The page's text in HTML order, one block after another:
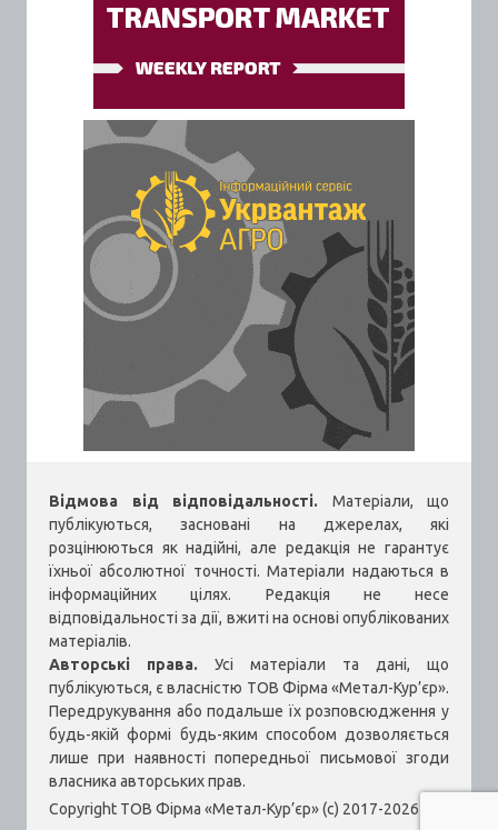
Відмова від відповідальності. Матеріали, що
публікуються, засновані на джерелах, які
розцінюються як надійні, але редакція не гарантує
їхньої абсолютної точності. Матеріали надаються в
інформаційних цілях. Редакція не несе
відповідальності за дії, вжиті на основі опублікованих
матеріалів.
Авторські права. Усі матеріали та дані, що
публікуються, є власністю ТОВ Фірма «Метал-Кур’єр».
Передрукування або подальше їх розповсюдження у
будь-якій формі будь-яким способом дозволяється
лише при наявності попередньої письмової згоди
власника авторських прав.
Copyright ТОВ Фірма «Метал-Кур’єр» (c) 2017-2026